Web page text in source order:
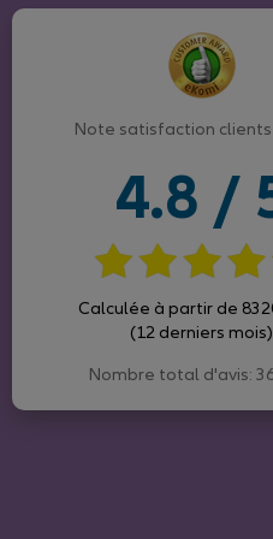
Note satisfaction
4.8 /
Calculée à partir de
(12 derniers mois)
Nombre total d'avis: